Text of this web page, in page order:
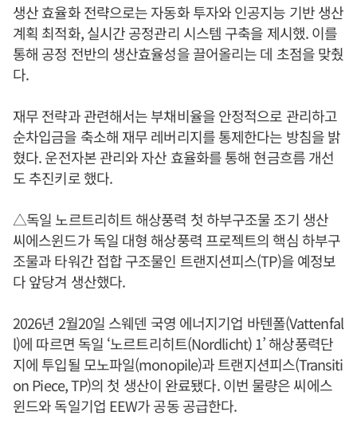
생산 효율화 전략으로는 자동화 투자와 인공지능 기반 생산
계획 최적화, 실시간 공정관리 시스템 구축을 제시했. 이를
통해 공정 전반의 생산효율성을 끌어올리는 데 초점을 맞췄
다.
재무 전략과 관련해서는 부채비율을 안정적으로 관리하고
순차입금을 축소해 재무 레버리지를 통제한다는 방침을 밝
혔다. 운전자본 관리와 자산 효율화를 통해 현금흐름 개선
도 추진키로 했다.
△독일 노르트리히트 해상풍력 첫 하부구조물 조기 생산
씨에스윈드가 독일 대형 해상풍력 프로젝트의 핵심 하부구
조물과 타워간 접합 구조물인 트랜지션피스(TP)을 예정보
다 앞당겨 생산했다.
2026년 2월20일 스웨덴 국영 에너지기업 바텐폴(Vattenfal
l)에 따르면 독일 ‘노르트리히트(Nordlicht) 1’ 해상풍력단
지에 투입될 모노파일(monopile)과 트랜지션피스(Transiti
on Piece, TP)의 첫 생산이 완료됐다. 이번 물량은 씨에스
윈드와 독일기업 EEW가 공동 공급한다.